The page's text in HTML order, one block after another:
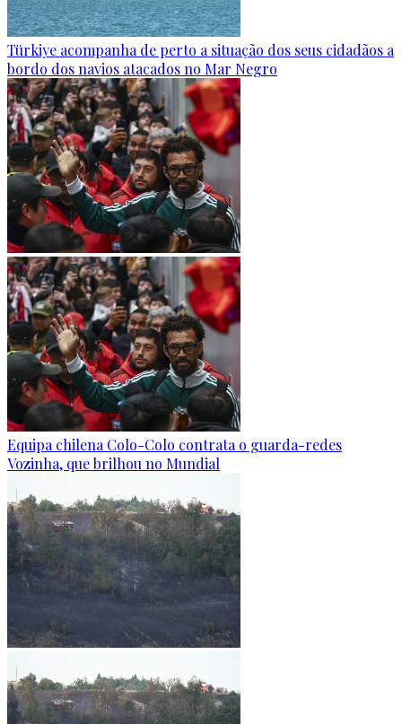
Türkiye acompanha de perto a situação dos seus cidadãos a
bordo dos navios atacados no Mar Negro
Equipa chilena Colo-Colo contrata o guarda-redes
Vozinha, que brilhou no Mundial